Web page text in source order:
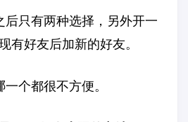
后只有两种选择，另外开一
有好友后加新的好友。
个都很不方便。